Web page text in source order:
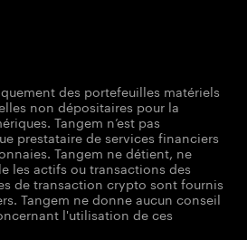
des portefeuilles matériels
non dépositaires pour la
Tangem n’est pas
prestataire de services financiers
Tangem ne détient, ne
les actifs ou transactions des
de transaction crypto sont fournis
Tangem ne donne aucun conseil
l'utilisation de ces